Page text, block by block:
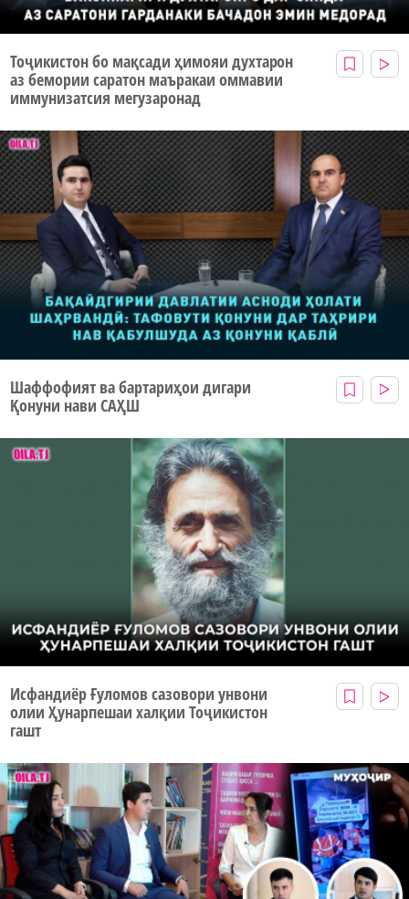
Тоҷикистон бо мақсади ҳимояи духтарон
аз бемории саратон маъракаи оммавии
иммунизатсия мегузаронад
Шаффофият ва бартариҳои дигари
Қонуни нави САҲШ
Исфандиёр Ғуломов сазовори унвони
олии Ҳунарпешаи халқии Тоҷикистон
гашт